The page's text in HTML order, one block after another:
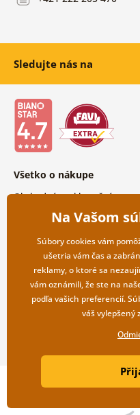
Sledujte nás na
Všetko o nákupe
Obchodné a reklamačné
podmienky
Ochrana osobných údajov
Možnosti dopravy a platby
Vrátenie tovaru
Copyright
Na Vašom
Súbory cookies vám
ušetria vám čas a
reklamy, o ktoré sa
vám oznámili, že ste na
podľa vašich preferencií.
váš vylepšený